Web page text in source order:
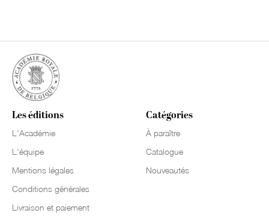
Les éditions
L'Académie
L'équipe
Mentions légales
Conditions générales
Livraison et paiement
Catégories
À paraître
Catalogue
Nouveautés